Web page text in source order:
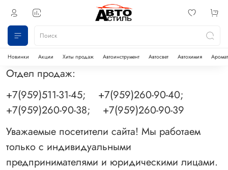
Новинки Акции Хиты продаж Автоинструмент Автосвет Автохимия
Отдел продаж:
+7(959)511-31-45; +7(959)260-90-40;
+7(959)260-90-38; +7(959)260-90-39
Уважаемые посетители сайта! Мы работаем
только с индивидуальными
предпринимателями и юридическими лицами.